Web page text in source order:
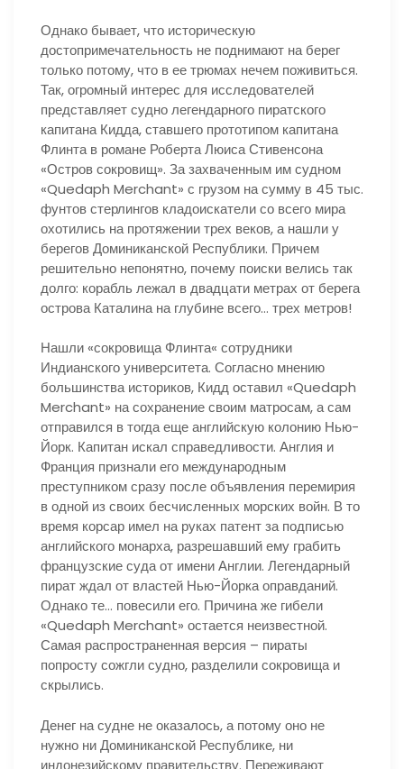
Однако бывает, что историческую
достопримечательность не поднимают на берег
только потому, что в ее трюмах нечем поживиться.
Так, огромный интерес для исследователей
представляет судно легендарного пиратского
капитана Кидда, ставшего прототипом капитана
Флинта в романе Роберта Люиса Стивенсона
«Остров сокровищ». За захваченным им судном
«Quedaph Merchant» с грузом на сумму в 45 тыс.
фунтов стерлингов кладоискатели со всего мира
охотились на протяжении трех веков, а нашли у
берегов Доминиканской Республики. Причем
решительно непонятно, почему поиски велись так
долго: корабль лежал в двадцати метрах от берега
острова Каталина на глубине всего… трех метров!
Нашли «сокровища Флинта« сотрудники
Индианского университета. Согласно мнению
большинства историков, Кидд оставил «Quedaph
Merchant» на сохранение своим матросам, а сам
отправился в тогда еще английскую колонию Нью-
Йорк. Капитан искал справедливости. Англия и
Франция признали его международным
преступником сразу после объявления перемирия
в одной из своих бесчисленных морских войн. В то
время корсар имел на руках патент за подписью
английского монарха, разрешавший ему грабить
французские суда от имени Англии. Легендарный
пират ждал от властей Нью-Йорка оправданий.
Однако те… повесили его. Причина же гибели
«Quedaph Merchant» остается неизвестной.
Самая распространенная версия – пираты
попросту сожгли судно, разделили сокровища и
скрылись.
Денег на судне не оказалось, а потому оно не
нужно ни Доминиканской Республике, ни
индонезийскому правительству. Переживают